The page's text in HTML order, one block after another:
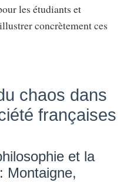
les étudiants et
concrètement ces
chaos dans
françaises
et la
Montaigne,